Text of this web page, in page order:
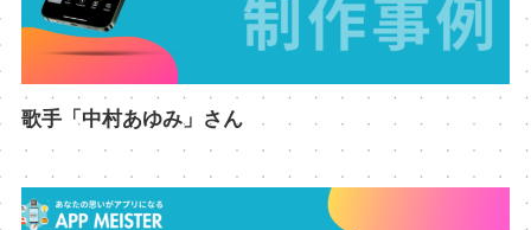
歌手「中村あゆみ」さん